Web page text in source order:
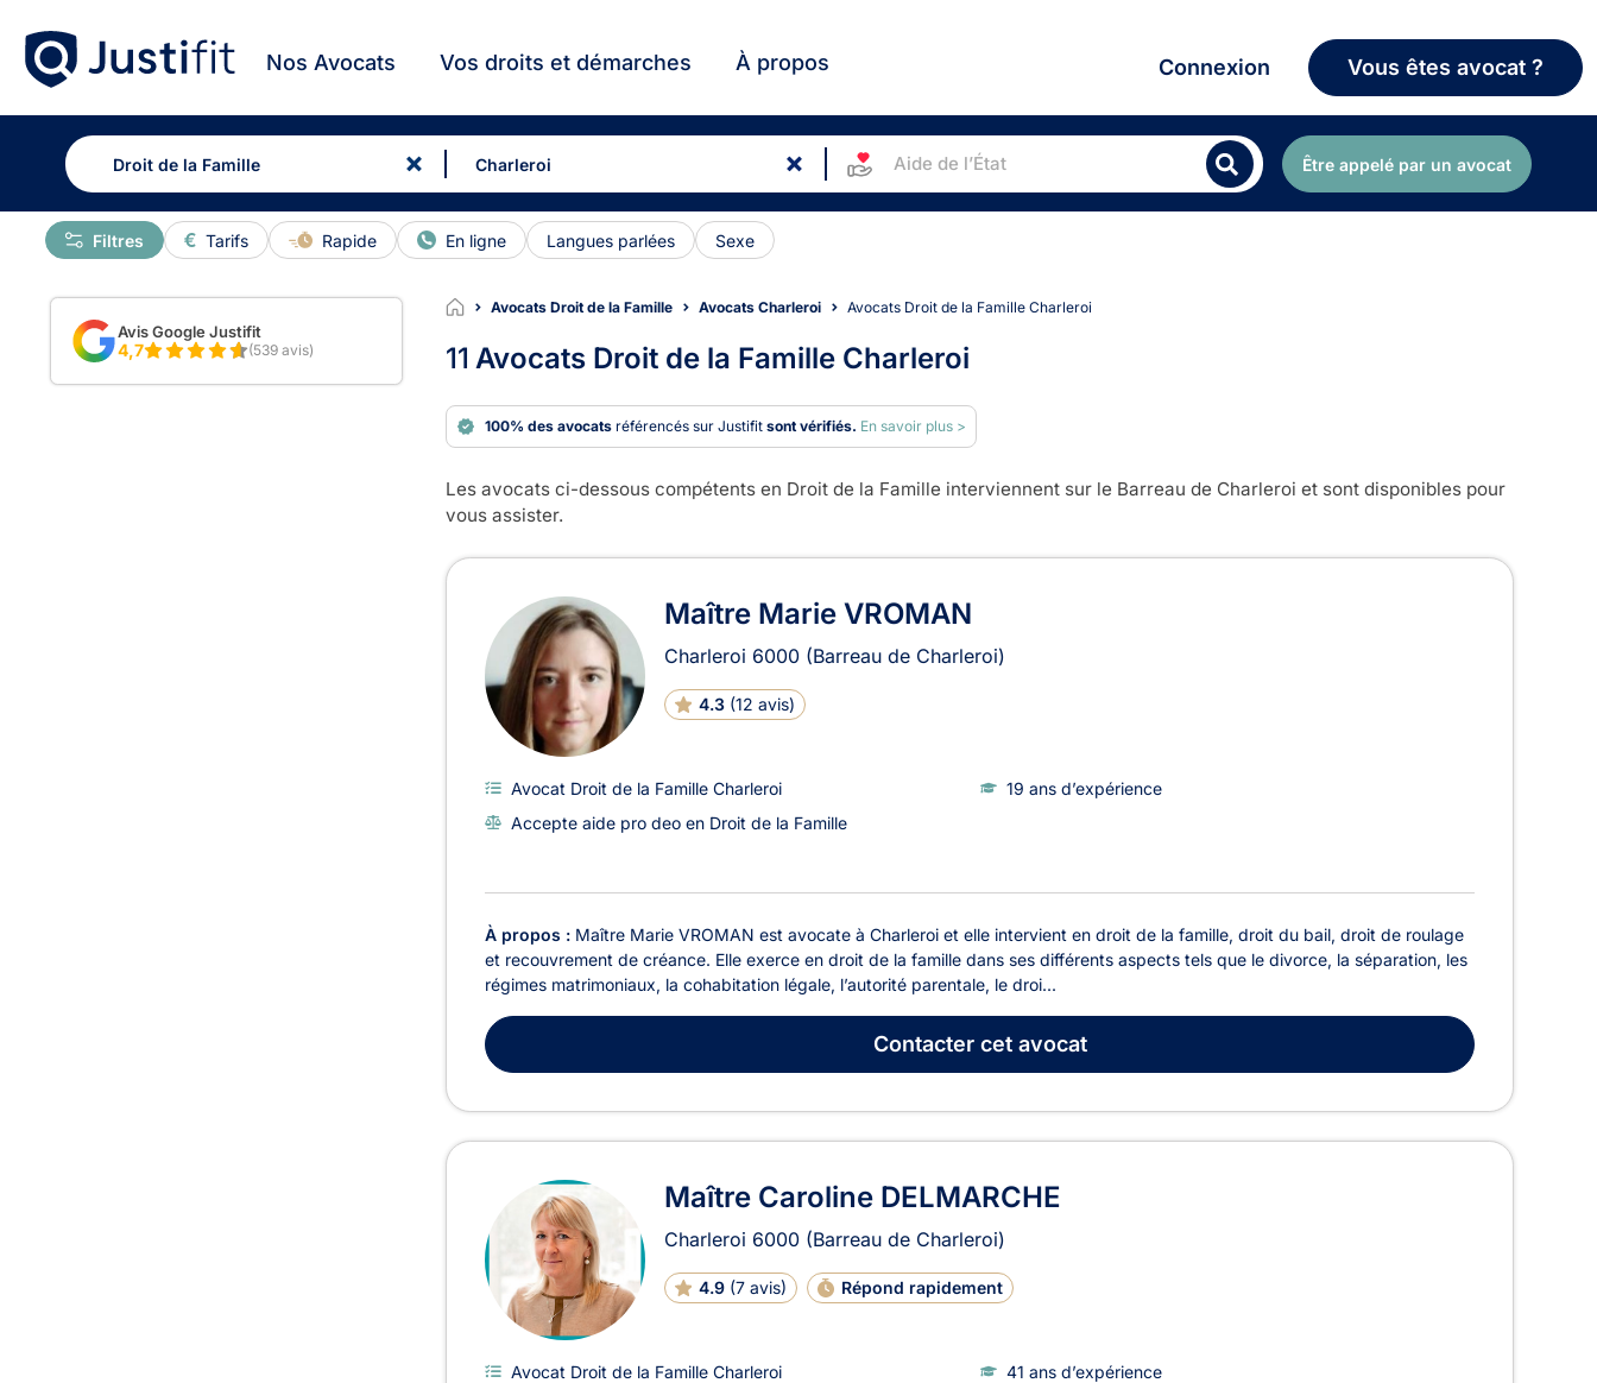
Nos Avocats Vos droits et démarches À propos Connexion Vous êtes avocat ?
Aide de l’État Être appelé par un avocat
Tarifs Rapide En ligne Langues parlées Sexe
Filtres
Avocats Droit de la Famille Avocats Charleroi Avocats Droit de la Famille Charleroi
11 Avocats Droit de la Famille Charleroi
100% des avocats référencés sur Justifit sont vérifiés. En savoir plus >
Les avocats ci-dessous compétents en Droit de la Famille interviennent sur le Barreau de Charleroi et sont disponibles pour
vous assister.
Avocats en Droit de la Famille à Charleroi
Maître Marie VROMAN
Charleroi 6000 (Barreau de Charleroi)
4.3 (12 avis)
Avocat Droit de la Famille Charleroi
19 ans d’expérience
Accepte aide pro deo en Droit de la Famille
À propos : Maître Marie VROMAN est avocate à Charleroi et elle intervient en droit de la famille, droit du bail, droit de roulage
et recouvrement de créance. Elle exerce en droit de la famille dans ses différents aspects tels que le divorce, la séparation, les
régimes matrimoniaux, la cohabitation légale, l’autorité parentale, le droi...
Contactercet avocat
Maître Caroline DELMARCHE
Charleroi 6000 (Barreau de Charleroi)
4.9 (7 avis) Répond rapidement
Avocat Droit de la Famille Charleroi
41 ans d’expérience
Avis Google Justifit
4,7 (539 avis)